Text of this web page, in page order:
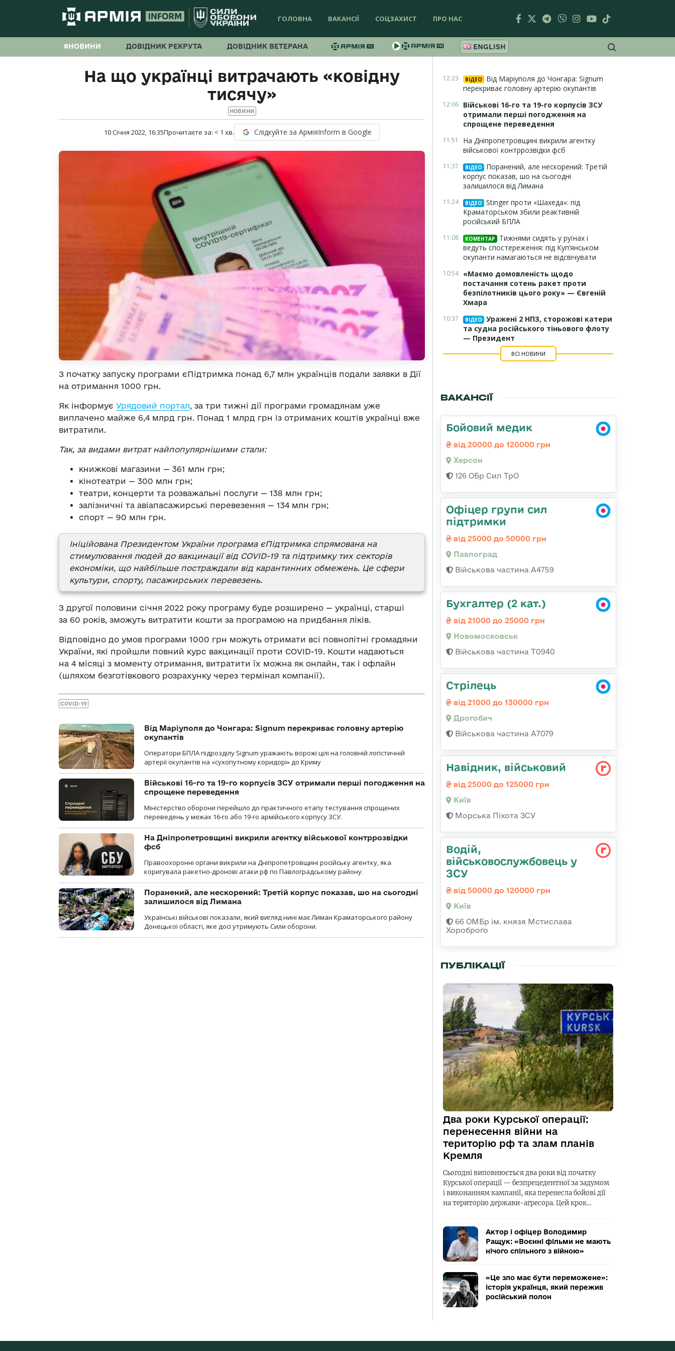
ГОЛОВНА ВАКАНСІЇ СОЦЗАХИСТ ПРО НАС
#НОВИНИ ДОВІДНИК РЕКРУТА ДОВІДНИК ВЕТЕРАНА ENGLISH
На що українці витрачають «ковідну
тисячу»
НОВИНИ
10 Січня 2022, 16:35Прочитаєте за: < 1 хв. Слідкуйте за АрміяInform в Google
З початку запуску програми єПідтримка понад 6,7 млн українців подали заявки в Дії
на отримання 1000 грн.
Як інформує Урядовий портал, за три тижні дії програми громадянам уже
виплачено майже 6,4 млрд грн. Понад 1 млрд грн із отриманих коштів українці вже
витратили.
Так, за видами витрат найпопулярнішими стали:
книжкові магазини — 361 млн грн;
кінотеатри — 300 млн грн;
театри, концерти та розважальні послуги — 138 млн грн;
залізничні та авіапасажирські перевезення — 134 млн грн;
спорт — 90 млн грн.
Ініційована Президентом України програма єПідтримка спрямована на
стимулювання людей до вакцинації від COVID-19 та підтримку тих секторів
економіки, що найбільше постраждали від карантинних обмежень. Це сфери
культури, спорту, пасажирських перевезень.
З другої половини січня 2022 року програму буде розширено — українці, старші
за 60 років, зможуть витратити кошти за програмою на придбання ліків.
Відповідно до умов програми 1000 грн можуть отримати всі повнолітні громадяни
України, які пройшли повний курс вакцинації проти COVID-19. Кошти надаються
на 4 місяці з моменту отримання, витратити їх можна як онлайн, так і офлайн
(шляхом безготівкового розрахунку через термінал компанії).
COVID-19
Від Маріуполя до Чонгара: Signum перекриває головну артерію
окупантів
Оператори БПЛА підрозділу Signum уражають ворожі цілі на головній логістичній
артерії окупантів на «сухопутному коридорі» до Криму
Військові 16-го та 19-го корпусів ЗСУ отримали перші погодження на
спрощене переведення
Міністерство оборони перейшло до практичного етапу тестування спрощених
переведень у межах 16-го або 19-го армійського корпусу ЗСУ.
На Дніпропетровщині викрили агентку військової контррозвідки
фсб
Правоохоронні органи викрили на Дніпропетровщині російську агентку, яка
коригувала ракетно-дронові атаки рф по Павлоградському району.
Поранений, але нескорений: Третій корпус показав, шо на сьогодні
залишилося від Лимана
Українські військові показали, який вигляд нині має Лиман Краматорського району
Донецької області, яке досі утримують Сили оборони.
12:23 ВІДЕО
Від Маріуполя до Чонгара: Signum
перекриває головну артерію окупантів
12:06 Військові 16-го та 19-го корпусів ЗСУ
отримали перші погодження на
спрощене переведення
11:51
На Дніпропетровщині викрили агентку
військової контррозвідки фсб
11:37 ВІДЕО
Поранений, але нескорений: Третій
корпус показав, шо на сьогодні
залишилося від Лимана
11:24 ВІДЕО
Stinger проти «Шахеда»: під
Краматорськом збили реактивній
російський БПЛА
11:08 КОМЕНТАР
Тижнями сидять у руїнах і
ведуть спостереження: під Куп’янськом
окупанти намагаються не відсвічувати
10:54 «Маємо домовленість щодо
постачання сотень ракет проти
безпілотників цього року» — Євгеній
Хмара
10:37 ВІДЕО
Уражені 2 НПЗ, сторожові катери
та судна російського тіньового флоту
— Президент
ВСІ НОВИНИ
ВАКАНСІЇ
Бойовий медик
від 20000 до 120000 грн
Херсон
126 ОБр Сил ТрО
Офіцер групи сил
підтримки
від 25000 до 50000 грн
Павлоград
Військова частина А4759
Бухгалтер (2 кат.)
від 21000 до 25000 грн
Новомосковськ
Військова частина Т0940
Стрілець
від 21000 до 130000 грн
Дрогобич
Військова частина А7079
Навідник, військовий
від 25000 до 125000 грн
Київ
Морська Піхота ЗСУ
Водій,
військовослужбовець у
ЗСУ
від 50000 до 120000 грн
Київ
66 ОМБр ім. князя Мстислава
Хороброго
ПУБЛІКАЦІЇ
Два роки Курської операції:
перенесення війни на
територію рф та злам планів
Кремля
Сьогодні виповнюється два роки від початку
Курської операції — безпрецедентної за задумом
і виконанням кампанії, яка перенесла бойові дії
на територію держави-агресора. Цей крок…
Актор і офіцер Володимир
Ращук: «Воєнні фільми не мають
нічого спільного з війною»
«Це зло має бути переможене»:
історія українця, який пережив
російський полон